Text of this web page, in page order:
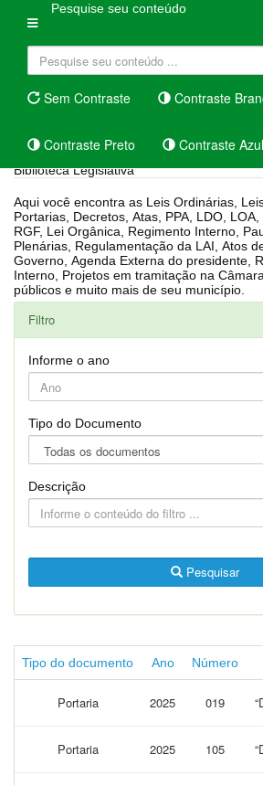
Pesquise seu conteúdo
Sem Contraste Contraste
Contraste Preto Contraste Azul
Biblioteca Legislativa
Aqui você encontra as Leis Ordinárias, Leis
Portarias, Decretos, Atas, PPA, LDO, LOA, RREO,
RGF, Lei Orgânica, Regimento Interno,
Plenárias, Regulamentação da LAI, Atos
Governo, Agenda Externa do presidente, Relatório do Controle
Interno, Projetos em tramitação na Câmara, Controle dos bens
públicos e muito mais de seu município.
Filtro
Informe o ano
Tipo do Documento
Descrição
Pesquisar
Tipo do documento Ano Número
Portaria 2025 019
Portaria 2025 105